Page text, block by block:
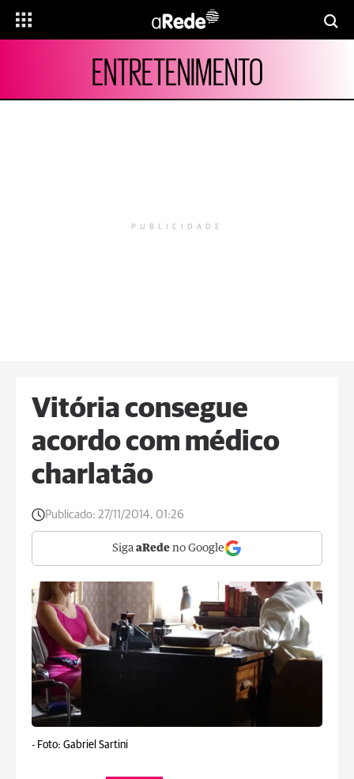
ENTRETENIMENTO
PUBLICIDADE
Vitória consegue
acordo com médico
charlatão
Publicado: 27/11/2014, 01:26
Siga aRede no Google
- Foto: Gabriel Sartini